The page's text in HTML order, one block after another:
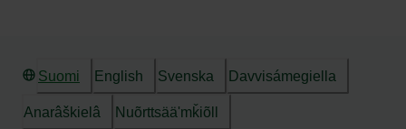
Suomi English Svenska Davvisámegiella
Anarâškielâ Nuõrttsääʹmǩiõll